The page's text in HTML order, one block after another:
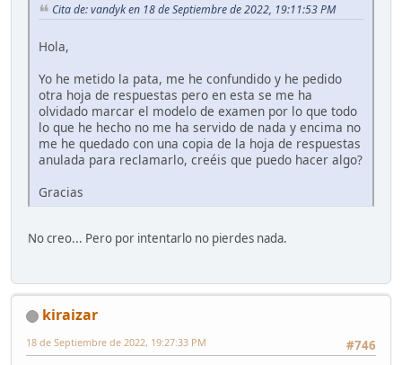
Cita de: vandyk en 18 de Septiembre de 2022, 19:11:53 PM
Hola,
Yo he metido la pata, me he confundido y he pedido
otra hoja de respuestas pero en esta se me ha
olvidado marcar el modelo de examen por lo que todo
lo que he hecho no me ha servido de nada y encima no
me he quedado con una copia de la hoja de respuestas
anulada para reclamarlo, creéis que puedo hacer algo?
Gracias
No creo... Pero por intentarlo no pierdes nada.
kiraizar
#746
18 de Septiembre de 2022, 19:27:33 PM